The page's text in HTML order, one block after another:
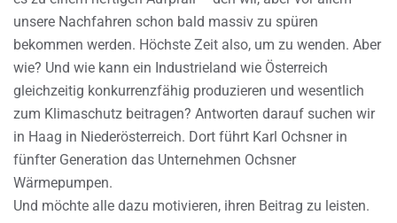
unsere Nachfahren schon bald massiv zu spüren
bekommen werden. Höchste Zeit also, um zu wenden. Aber
wie? Und wie kann ein Industrieland wie Österreich
gleichzeitig konkurrenzfähig produzieren und wesentlich
zum Klimaschutz beitragen? Antworten darauf suchen wir
in Haag in Niederösterreich. Dort führt Karl Ochsner in
fünfter Generation das Unternehmen Ochsner
Wärmepumpen.
Und möchte alle dazu motivieren, ihren Beitrag zu leisten.